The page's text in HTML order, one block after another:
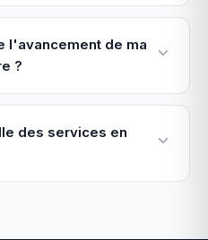
l'avancement de ma
?
des services en